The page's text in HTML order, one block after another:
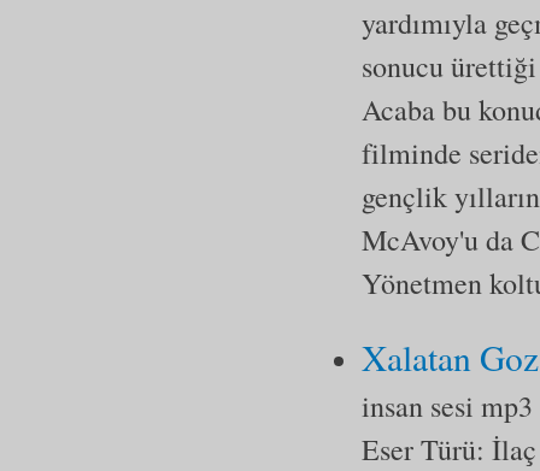
yardımıyla
sonucu
Acaba bu
filminde
gençlik
McAvoy'u da
Yönetmen
Xalatan
insan sesi mp3
Eser Türü: